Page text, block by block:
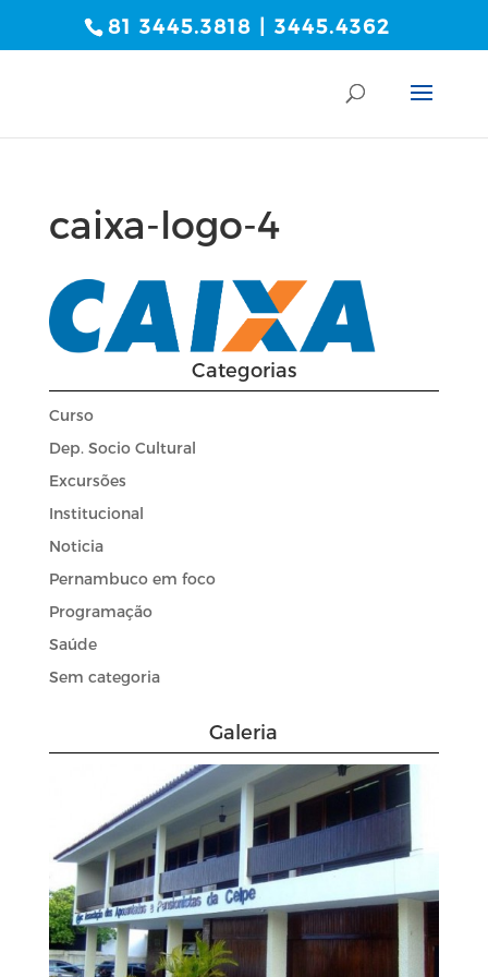
81 3445.3818 | 3445.4362
caixa-logo-4
Categorias
Curso
Dep. Socio Cultural
Excursões
Institucional
Noticia
Pernambuco em foco
Programação
Saúde
Sem categoria
Galeria